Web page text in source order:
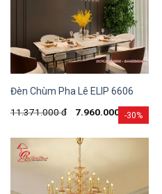
-30%
Đèn Chùm Pha Lê ELIP 6606
11.371.000đ 7.960.000 đ